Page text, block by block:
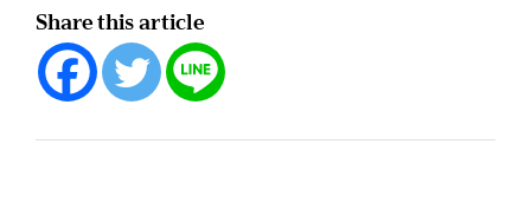
Share this article